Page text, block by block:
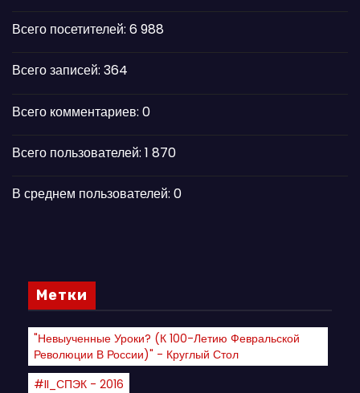
Всего посетителей: 6 988
Всего записей: 364
Всего комментариев: 0
Всего пользователей: 1 870
В среднем пользователей: 0
Метки
"Невыученные Уроки? (К 100-Летию Февральской
Революции В России)" - Круглый Стол
#II_СПЭК - 2016